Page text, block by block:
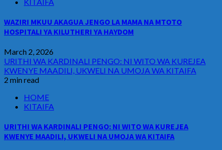
WAZIRI MKUU AKAGUA JENGO LA MAMA NA MTOTO
HOSPITALI YA KILUTHERI YA HAYDOM
March 2, 2026
URITHI WA KARDINALI PENGO: NI WITO WA KUREJEA
KWENYE MAADILI, UKWELI NA UMOJA WA KITAIFA
2 min read
HOME
KITAIFA
URITHI WA KARDINALI PENGO: NI WITO WA KUREJEA
KWENYE MAADILI, UKWELI NA UMOJA WA KITAIFA